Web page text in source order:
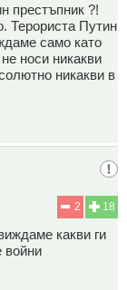
престъпник ?!
Терориста Путин
само като
носи никакви
никакви в
18
2
какви ги
войни